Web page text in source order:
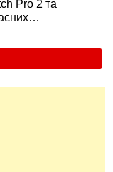
Pro 2 та